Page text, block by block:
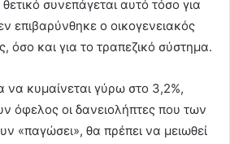
συνεπάγεται αυτό τόσο για
επιβαρύνθηκε ο οικογενειακός
όσο και για το τραπεζικό σύστημα.
κυμαίνεται γύρω στο 3,2%,
όφελος οι δανειολήπτες που των
«παγώσει», θα πρέπει να μειωθεί